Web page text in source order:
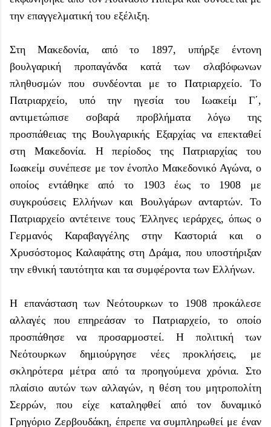
την επαγγελματική του εξέλιξη.
Στη Μακεδονία, από το 1897, υπήρξε έντονη
βουλγαρική προπαγάνδα κατά των σλαβόφωνων
πληθυσμών που συνδέονται με το Πατριαρχείο. Το
Πατριαρχείο, υπό την ηγεσία του Ιωακείμ Γ΄,
αντιμετώπισε σοβαρά προβλήματα λόγω της
προσπάθειας της Βουλγαρικής Εξαρχίας να επεκταθεί
στη Μακεδονία. Η περίοδος της Πατριαρχίας του
Ιωακείμ συνέπεσε με τον ένοπλο Μακεδονικό Αγώνα, ο
οποίος εντάθηκε από το 1903 έως το 1908 με
συγκρούσεις Ελλήνων και Βουλγάρων ανταρτών. Το
Πατριαρχείο αντέτεινε τους Έλληνες ιεράρχες, όπως ο
Γερμανός Καραβαγγέλης στην Καστοριά και ο
Χρυσόστομος Καλαφάτης στη Δράμα, που υποστήριξαν
την εθνική ταυτότητα και τα συμφέροντα των Ελλήνων.
Η επανάσταση των Νεότουρκων το 1908 προκάλεσε
αλλαγές που επηρεάσαν το Πατριαρχείο, το οποίο
προσπάθησε να προσαρμοστεί. Η πολιτική των
Νεότουρκων δημιούργησε νέες προκλήσεις, με
σκληρότερα μέτρα από τα προηγούμενα χρόνια. Στο
πλαίσιο αυτών των αλλαγών, η θέση του μητροπολίτη
Σερρών, που είχε καταληφθεί από τον δυναμικό
Γρηγόριο Ζερβουδάκη, έπρεπε να συμπληρωθεί με έναν